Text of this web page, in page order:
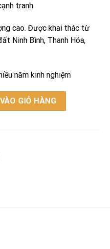
tranh
cao. Được khai thác từ
Ninh Bình, Thanh Hóa,
năm kinh nghiệm
GIỎ HÀNG